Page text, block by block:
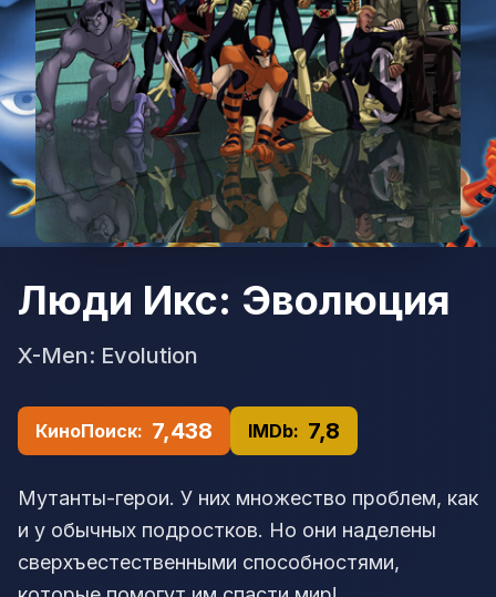
Люди Икс: Эволюция
X-Men: Evolution
КиноПоиск: 7,438 IMDb: 7,8
Мутанты-герои. У них множество проблем, как
и у обычных подростков. Но они наделены
сверхъестественными способностями,